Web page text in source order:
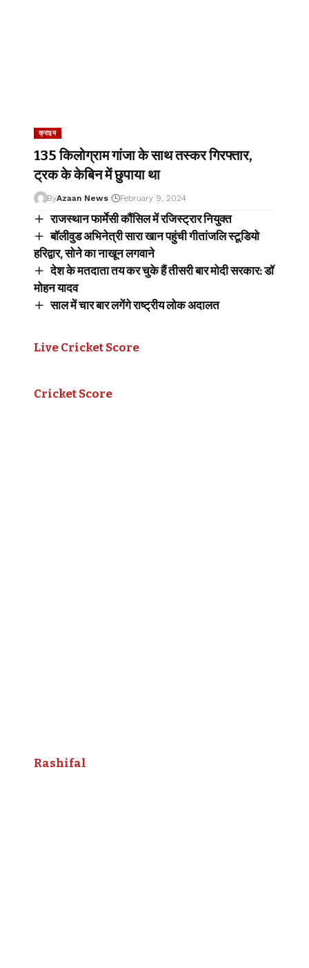
क्राइम
135 किलोग्राम गांजा के साथ तस्कर गिरफ्तार,
ट्रक के केबिन में छुपाया था
ByAzaan News February 9, 2024
राजस्थान फार्मेसी कौंसिल में रजिस्ट्रार नियुक्त
बॉलीवुड अभिनेत्री सारा खान पहुंची गीतांजलि स्टूडियो
हरिद्वार, सोने का नाखून लगवाने
देश के मतदाता तय कर चुके हैं तीसरी बार मोदी सरकार: डॉ
मोहन यादव
साल में चार बार लगेंगे राष्ट्रीय लोक अदालत
Live Cricket Score
Cricket Score
Rashifal